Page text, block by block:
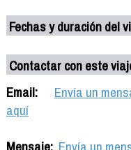
Fechas y duración del
Contactar con este
Email:
Envía un
aquí
Mensaje: Envía un